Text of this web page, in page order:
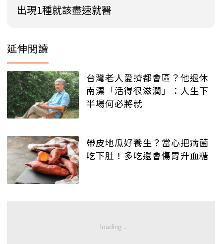
出現1種就該盡速就醫
延伸閱讀
台灣老人愛擠都會區？他退休
南漂「活得很滋潤」：人生下
半場何必將就
帶皮地瓜好養生？當心把病菌
吃下肚！多吃還會傷胃升血糖